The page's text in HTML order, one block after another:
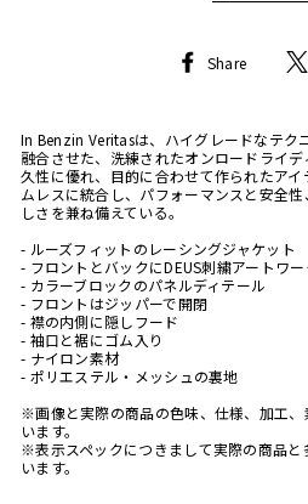
Share
Share
In Benzin Veritasは、ハイグレードなテク
融合させた、洗練されたオンロードライ
久性に優れ、目的に合わせて作られたア
ムレスに統合し、パフォーマンスと安全
しさを兼ね備えている。
- ルーズフィットのレーシングジャケット
- フロントとバックにDEUS刺繍アートワー
- カラーブロックのパネルディテール
- フロントはジッパーで開閉
- 襟の内側に隠しフード
- 袖口と裾にゴム入り
- ナイロン素材
- ポリエステル・メッシュの裏地
※画像と実際の商品の色味、仕様、加工
います。
※表示スペックにつきまして実際の商品
います。